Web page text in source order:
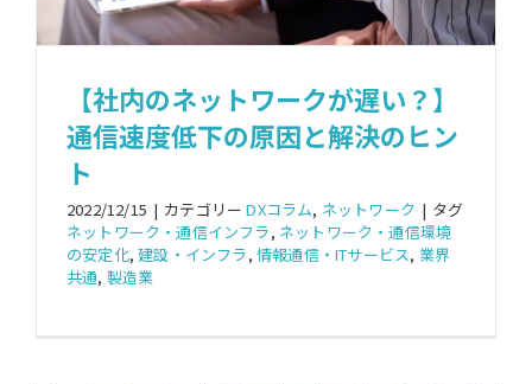
【社内のネットワークが遅い？】
通信速度低下の原因と解決のヒン
ト
2022/12/15 | カテゴリーDXコラム, ネットワーク | タグ
ネットワーク・通信インフラ, ネットワーク・通信環境
の安定化,建設・インフラ,情報通信・ITサービス, 業界
共通, 製造業